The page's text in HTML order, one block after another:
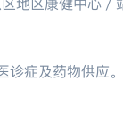
地区康健中心／
诊症及药物供应。